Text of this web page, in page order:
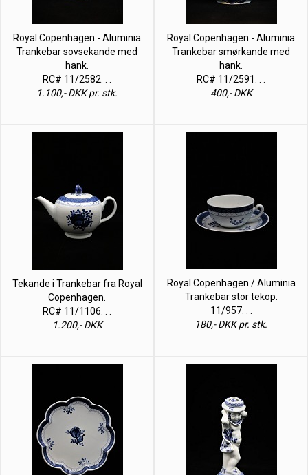
Royal Copenhagen - Aluminia
Trankebar sovsekande med
hank.
RC# 11/2582. . .
1.100,- DKK pr. stk.
Royal Copenhagen - Aluminia
Trankebar smørkande med
hank.
RC# 11/2591. . .
400,- DKK
Tekande i Trankebar fra Royal
Copenhagen.
RC# 11/1106. . .
1.200,- DKK
Royal Copenhagen / Aluminia
Trankebar stor tekop.
11/957. . .
180,- DKK pr. stk.